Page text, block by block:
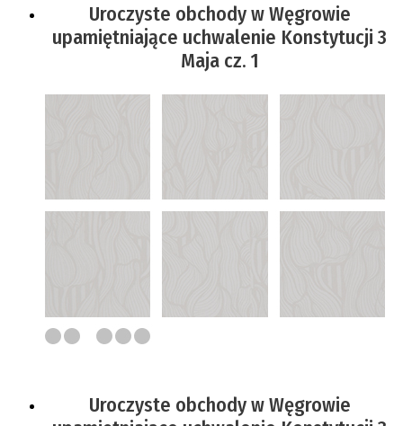
Uroczyste obchody w Węgrowie
upamiętniające uchwalenie Konstytucji 3
Maja cz. 1
Uroczyste obchody w Węgrowie